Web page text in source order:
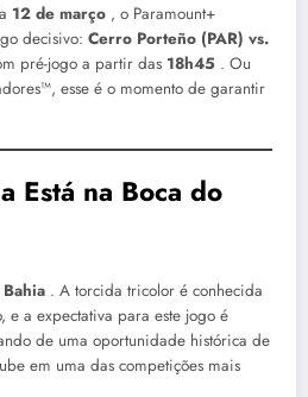
12 de março , o Paramount+
decisivo: Cerro Porteño (PAR) vs.
pré-jogo a partir das 18h45 . Ou
esse é o momento de garantir
Está na Boca do
Bahia . A torcida tricolor é conhecida
e a expectativa para este jogo é
de uma oportunidade histórica de
em uma das competições mais